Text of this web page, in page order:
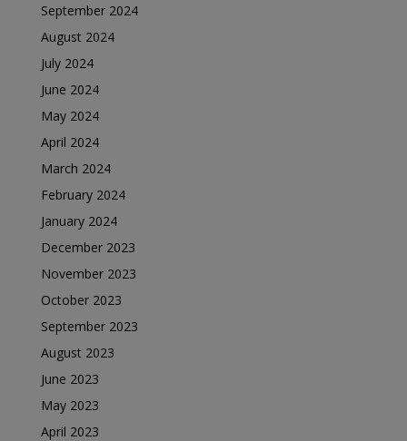
September 2024
August 2024
July 2024
June 2024
May 2024
April 2024
March 2024
February 2024
January 2024
December 2023
November 2023
October 2023
September 2023
August 2023
June 2023
May 2023
April 2023